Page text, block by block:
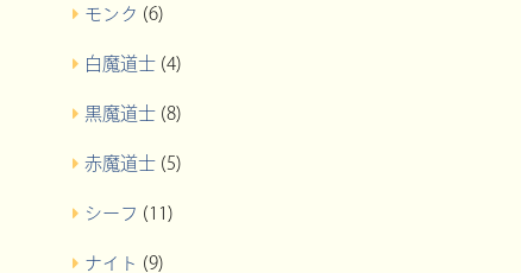
モンク (6)
白魔道士 (4)
黒魔道士 (8)
赤魔道士 (5)
シーフ (11)
ナイト (9)